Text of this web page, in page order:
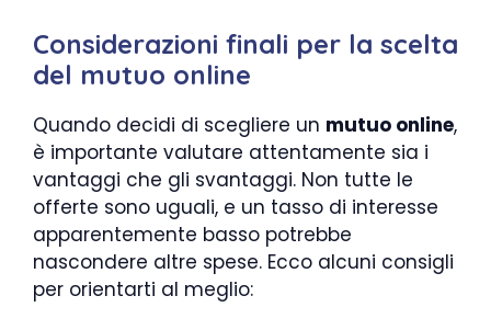
Considerazioni finali per la scelta
del mutuo online
Quando decidi di scegliere un mutuo online,
è importante valutare attentamente sia i
vantaggi che gli svantaggi. Non tutte le
offerte sono uguali, e un tasso di interesse
apparentemente basso potrebbe
nascondere altre spese. Ecco alcuni consigli
per orientarti al meglio: